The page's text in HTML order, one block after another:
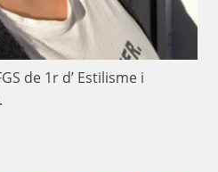
de 1r d’ Estilisme i